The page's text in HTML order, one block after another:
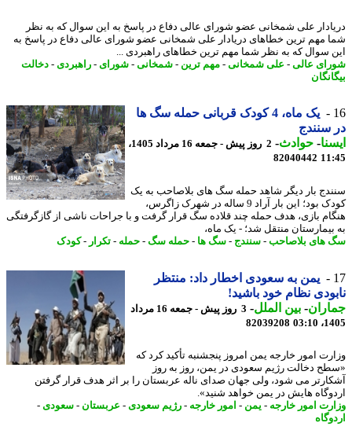
علی شمخانی عضو شورای عالی دفاع در پاسخ به این سوال که به نظر
مهم ترین خطاهای دریادار علی شمخانی عضو شورای عالی دفاع در پاسخ به
سوال که به نظر شما مهم ترین خطاهای راهبردی ...
عالی-علی شمخانی-مهم ترین- شمخانی-شورای- راهبردی-دخالت
یک ماه، 4 کودک قربانی حمله سگ ها
سنندج
-حوادث -
2 روز پیش - جمعه 16 مرداد 1405،
82040442
بار دیگر شاهد حمله سگ های بلاصاحب به یک
کودک بود؛ این بار آراد 9 ساله در شهرک زاگرس،
بازی، هدف حمله چند قلاده سگ قرار گرفت و با جراحات ناشی از گازگرفتگی
منتقل شد؛ - یک ماه،
های بلاصاحب-سنندج-سگ ها- حمله سگ -حمله-تکرار- کودک
یمن به سعودی اخطار داد: منتظر
نظام خود باشید!
- بین الملل-
3 روز پیش - جمعه 16 مرداد
82039208
امور خارجه یمن امروز پنجشنبه تأکید کرد که
دخالت رژیم سعودی در یمن، روز به روز
می شود، ولی جهان صدای ناله عربستان را بر اثر هدف قرار گرفتن
هایش در یمن خواهد شنید».
امور خارجه-یمن -امور خارجه-رژیم سعودی-عربستان-سعودی-